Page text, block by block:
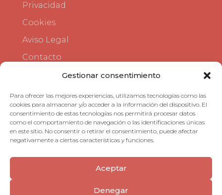
Gestionar consentimiento
Para ofrecer las mejores experiencias, utilizamos tecnologías como las
cookies para almacenar y/o acceder a la información del dispositivo. El
consentimiento de estas tecnologías nos permitirá procesar datos
como el comportamiento de navegación o las identificaciones únicas
en este sitio. No consentir o retirar el consentimiento, puede afectar
negativamente a ciertas características y funciones.
Aceptar
Denegar
Privacidad
Cookies
Aviso Legal
Contacto